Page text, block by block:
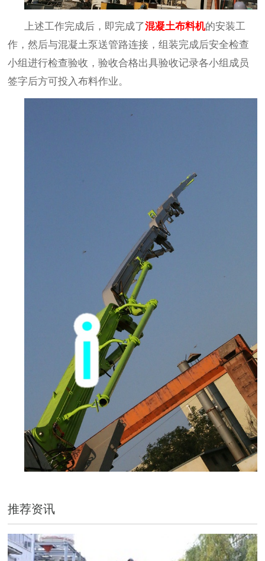
上述工作完成后，即完成了混凝土布料机的安装工
作，然后与混凝土泵送管路连接，组装完成后安全检查
小组进行检查验收，验收合格出具验收记录各小组成员
签字后方可投入布料作业。
推荐资讯